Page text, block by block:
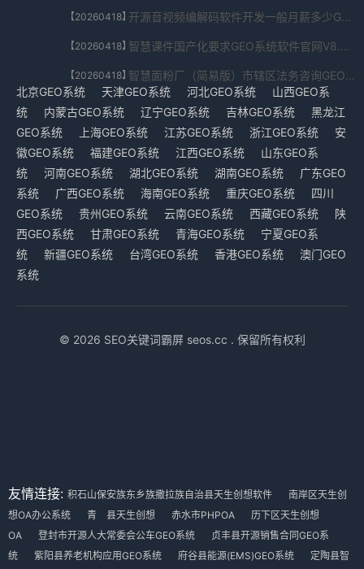
【20260418】 开源音视频编解码软件开发一般月薪多少GEO系统官方正版V9.1.58.7024免费下载
【20260418】 智慧课件国产化要求GEO系统软件官网V8.898.3380.6560免费下载
【20260418】
智慧面粉厂（简易版）市辖区法务咨询GEO系统内测版V7.7.8031.1437免费下载
北京GEO系统
天津GEO系统 河北GEO系统
山西GEO系
统
内蒙古GEO系统 辽宁GEO系统 吉林GEO系统
黑龙江
GEO系统
上海GEO系统 江苏GEO系统 浙江GEO系统
安
徽GEO系统
福建GEO系统 江西GEO系统
山东GEO系
统
河南GEO系统 湖北GEO系统 湖南GEO系统
广东GEO
系统
广西GEO系统 海南GEO系统 重庆GEO系统
四川
GEO系统
贵州GEO系统 云南GEO系统 西藏GEO系统
陕
西GEO系统
甘肃GEO系统 青海GEO系统
宁夏GEO系
统
新疆GEO系统 台湾GEO系统 香港GEO系统
澳门GEO
系统
© 2026 SEO关键词霸屏 seos.cc . 保留所有权利
友情连接: 积石山保安族东乡族撒拉族自治县天生创想软件
南岸区天生创
想OA办公系统
青 县天生创想 赤水市PHPOA
历下区天生创想
OA
登封市开源人大常委会公车GEO系统
贞丰县开源销售合同GEO系
统
紫阳县养老机构应用GEO系统 府谷县能源(EMS)GEO系统
定陶县智